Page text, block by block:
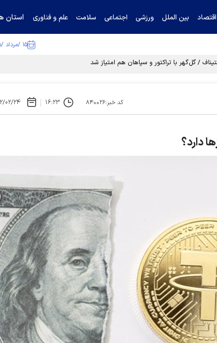
اقتصاد بین الملل ورزشی اجتماعی سلامت علم و فناوری استان
۱۵ /مرداد /۱۴۰۵
/ گل‌گهر با تراکتور و سپاهان هم امتیاز شد
کد خبر:۸۴۰۰۲۶ ۱۶:۲۳ ۱۴۰۲/
دارد؟